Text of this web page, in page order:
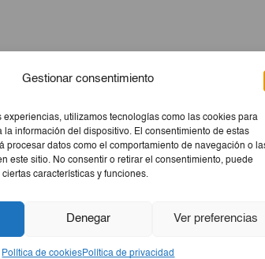
Gestionar consentimiento
experiencias, utilizamos tecnologías como las cookies para
la información del dispositivo. El consentimiento de estas
procesar datos como el comportamiento de navegación o
este sitio. No consentir o retirar el consentimiento, puede
características y funciones.
Denegar Ver preferencias
Política de cookiesPolítica de privacidad